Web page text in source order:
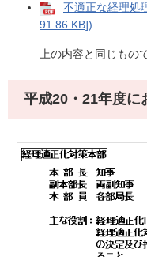
不適正な経理処
91.86 KB])
上の内容と同じもの
平成20・21年度に